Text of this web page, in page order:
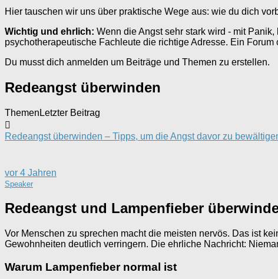
Hier tauschen wir uns über praktische Wege aus: wie du dich
Wichtig und ehrlich: Wenn die Angst sehr stark wird - mit
psychotherapeutische Fachleute die richtige Adresse. Ein
Du musst dich anmelden um Beiträge und Themen zu erstellen.
Redeangst überwinden
Themen Letzter Beitrag
Redeangst überwinden – Tipps, um die Angst davor zu
vor 4 Jahren
Speaker
Redeangst und Lampenfieber
Vor Menschen zu sprechen macht die meisten nervös. Das ist
Gewohnheiten deutlich verringern. Die ehrliche Nachricht:
Warum Lampenfieber normal ist